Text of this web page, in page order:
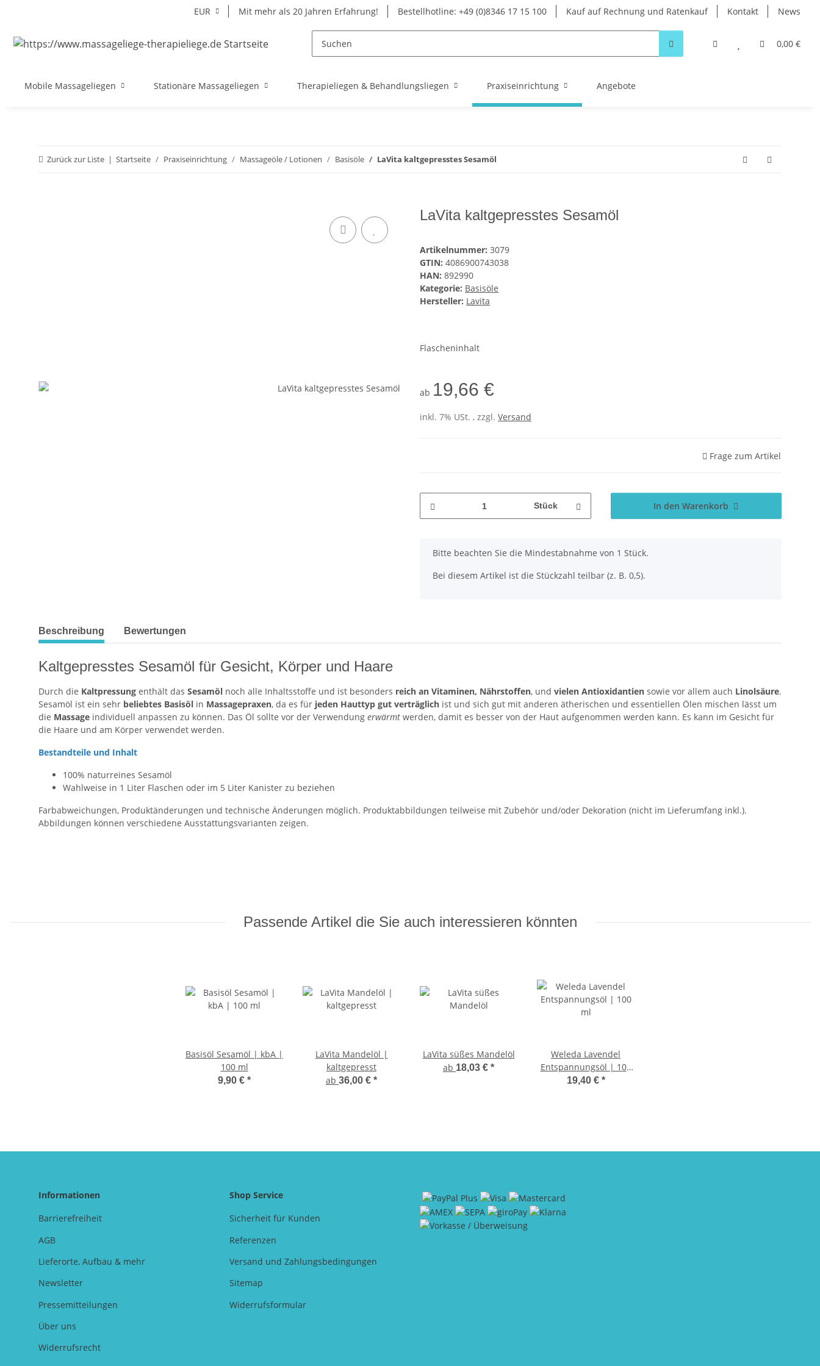
EUR Mit mehr als 20 Jahren Erfahrung! Bestellhotline: +49 (0)8346 17 15 100 Kauf auf Rechnung und Ratenkauf Kontakt News
0,00 €
Mobile Massageliegen Stationäre Massageliegen Therapieliegen & Behandlungsliegen Praxiseinrichtung Angebote
Zurück zur Liste Startseite Praxiseinrichtung Massageöle / Lotionen Basisöle LaVita kaltgepresstes Sesamöl
LaVita kaltgepresstes Sesamöl
Artikelnummer: 3079
GTIN: 4086900743038
HAN: 892990
Kategorie: Basisöle
Hersteller: Lavita
Flascheninhalt
ab 19,66 €
inkl. 7% USt. , zzgl. Versand
Frage zum Artikel
Stück In den Warenkorb
x
Bitte beachten Sie die Mindestabnahme von 1 Stück.
Bei diesem Artikel ist die Stückzahl teilbar (z. B. 0,5).
weitere Registerkarten anzeigen
Beschreibung Bewertungen
Kaltgepresstes Sesamöl für Gesicht, Körper und Haare
Durch die Kaltpressung enthält das Sesamöl noch alle Inhaltsstoffe und ist besonders reich an Vitaminen, Nährstoffen, und vielen Antioxidantien sowie vor allem auch Linolsäure.
Sesamöl ist ein sehr beliebtes Basisöl in Massagepraxen, da es für jeden Hauttyp gut verträglich ist und sich gut mit anderen ätherischen und essentiellen Ölen mischen lässt um
die Massage individuell anpassen zu können. Das Öl sollte vor der Verwendung erwärmt werden, damit es besser von der Haut aufgenommen werden kann. Es kann im Gesicht für
die Haare und am Körper verwendet werden.
Bestandteile und Inhalt
100% naturreines Sesamöl
Wahlweise in 1 Liter Flaschen oder im 5 Liter Kanister zu beziehen
Farbabweichungen, Produktänderungen und technische Änderungen möglich. Produktabbildungen teilweise mit Zubehör und/oder Dekoration (nicht im Lieferumfang inkl.).
Abbildungen können verschiedene Ausstattungsvarianten zeigen.
Passende Artikel die Sie auch interessieren könnten
Basisöl Sesamöl | kbA |
100 ml
9,90 € *
LaVita Mandelöl |
kaltgepresst
ab 36,00 € *
LaVita süßes Mandelöl
ab 18,03 € *
Weleda Lavendel
Entspannungsöl | 100
ml
19,40 € *
Informationen
Barrierefreiheit
AGB
Lieferorte, Aufbau & mehr
Newsletter
Pressemitteilungen
Über uns
Widerrufsrecht
Shop Service
Sicherheit für Kunden
Referenzen
Versand und Zahlungsbedingungen
Sitemap
Widerrufsformular